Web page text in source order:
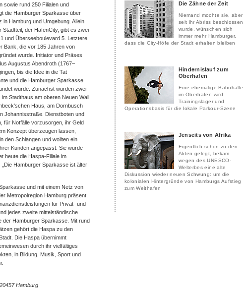
Die Zähne der Zeit
Niemand mochte sie, aber
seit ihr Abriss beschlossen
wurde, wünschen sich
immer mehr Hamburger,
dass die City-Höfe der Stadt erhalten bleiben
Hindernislauf zum
Oberhafen
Eine ehemalige Bahnhalle
im Oberhafen wird
Trainingslager und
Operationsbasis für die lokale Parkour-Szene
Jenseits von Afrika
Eigentlich schon zu den
Akten gelegt, bekam
wegen des UNESCO-
Welterbes eine alte
Diskussion wieder neuen Schwung: um die
kolonialen Hintergründe von Hamburgs Aufstieg
zum Welthafen
sowie rund 250 Filialen und
die Hamburger Sparkasse über
in Hamburg und Umgebung. Allein
Stadtteil, der HafenCity, gibt es zwei
und Überseeboulevard 5. Letztere
Bank, die vor 185 Jahren von
wurde. Initiator und Präses
Augustus Abendroth (1767–
bis die Idee in die Tat
und die Hamburger Sparkasse
wurde. Zunächst wurden zwei
Stadthaus am oberen Neuen Wall
Haus, am Dornbusch
Johannisstraße. Dienstboten und
für Notfälle vorzusorgen, ihr Geld
Konzept überzeugen lassen,
den Schlangen und wollten ein
Kunden angepasst. Sie wurde
heute die Haspa-Filiale im
Hamburger Sparkasse ist älter
und mit einem Netz von
Metropolregion Hamburg präsent.
für Privat- und
jedes zweite mittelständische
der Hamburger Sparkasse. Mit rund
gehört die Haspa zu den
Die Haspa übernimmt
durch ihr vielfältiges
in Bildung, Musik, Sport und
Hamburg